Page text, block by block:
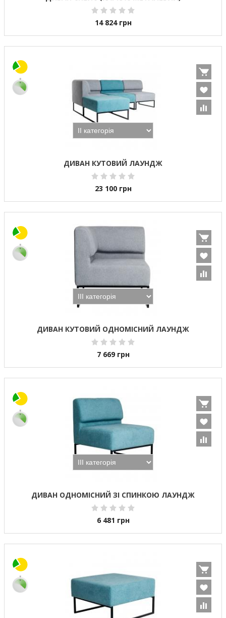
14 824 грн
ДИВАН КУТОВИЙ ЛАУНДЖ
23 100 грн
ДИВАН КУТОВИЙ ОДНОМІСНИЙ ЛАУНДЖ
7 669 грн
ДИВАН ОДНОМІСНИЙ ЗІ СПИНКОЮ ЛАУНДЖ
6 481 грн